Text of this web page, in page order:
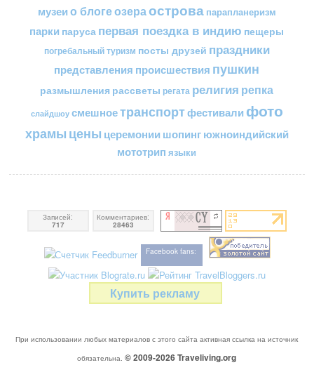
музеи о блогеозераострова парапланеризм
парки паруса первая поездка в индию пещеры
погребальный туризм посты друзей праздники
представления происшествия пушкин
размышления рассветы регата религия репка
слайдшоу смешноетранспортфестивали фото
храмы цены церемонии шопингюжноиндийский
мототрип языки
Записей:
717
Комментариев:
28463
Facebook fans:
Купить рекламу
При использовании любых материалов с этого сайта активная ссылка на источник
обязательна. © 2009-2026Traveliving.org